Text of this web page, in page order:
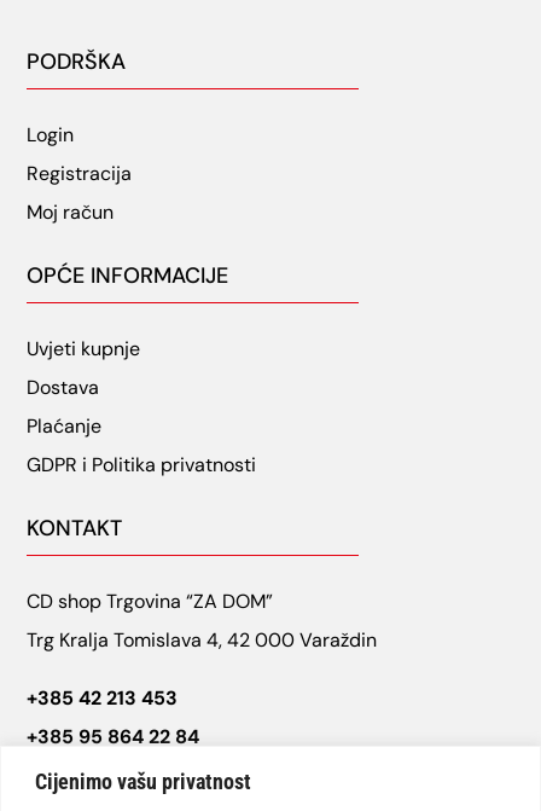
Cijenimo vašu privatnost
PODRŠKA
Login
Registracija
Moj račun
OPĆE INFORMACIJE
Uvjeti kupnje
Dostava
Plaćanje
GDPR i Politika privatnosti
KONTAKT
CD shop Trgovina “ZA DOM”
Trg Kralja Tomislava 4, 42 000 Varaždin
+385 42 213 453
+385 95 864 22 84
cdshop.varazdin@gmail.com